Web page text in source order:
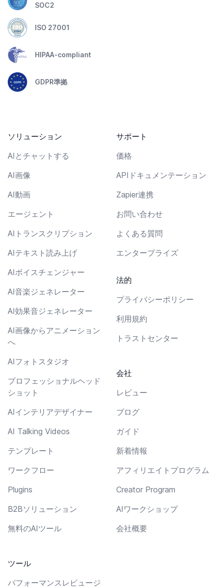
SOC2
ISO 27001
HIPAA-compliant
GDPR準拠
ソリューション
AIとチャットする
AI画像
AI動画
エージェント
AIトランスクリプション
AIテキスト読み上げ
AIボイスチェンジャー
AI音楽ジェネレーター
AI効果音ジェネレーター
AI画像からアニメーション
へ
AIフォトスタジオ
プロフェッショナルヘッド
ショット
AIインテリアデザイナー
AI Talking Videos
テンプレート
ワークフロー
Plugins
B2Bソリューション
無料のAIツール
ツール
パフォーマンスレビュージ
サポート
価格
APIドキュメンテーション
Zapier連携
お問い合わせ
よくある質問
エンタープライズ
法的
プライバシーポリシー
利用規約
トラストセンター
会社
レビュー
ブログ
ガイド
新着情報
アフィリエイトプログラム
Creator Program
AIワークショップ
会社概要